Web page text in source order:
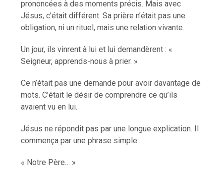
prononcées à des moments précis. Mais avec
Jésus, c’était différent. Sa prière n’était pas une
obligation, ni un rituel, mais une relation vivante.
Un jour, ils vinrent à lui et lui demandèrent : «
Seigneur, apprends-nous à prier. »
Ce n’était pas une demande pour avoir davantage de
mots. C’était le désir de comprendre ce qu’ils
avaient vu en lui.
Jésus ne répondit pas par une longue explication. Il
commença par une phrase simple :
« Notre Père… »